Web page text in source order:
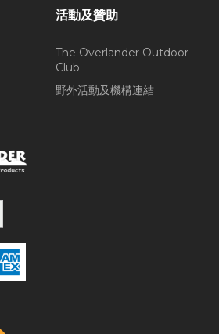
活動及贊助
The Overlander Outdoor
Club
野外活動及機構連結